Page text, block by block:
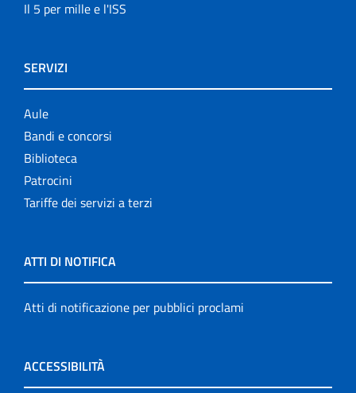
Il 5 per mille e l'ISS
SERVIZI
Aule
Bandi e concorsi
Biblioteca
Patrocini
Tariffe dei servizi a terzi
ATTI DI NOTIFICA
Atti di notificazione per pubblici proclami
ACCESSIBILITÀ